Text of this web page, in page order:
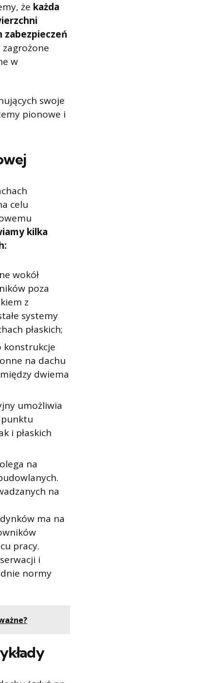
że każda
zabezpieczeń
w
swoje
pionowe i
celu
kilka
wokół
poza
z
systemy
płaskich;
na dachu
dwiema
umożliwia
i płaskich
na
na
ma na
pracy.
i
normy